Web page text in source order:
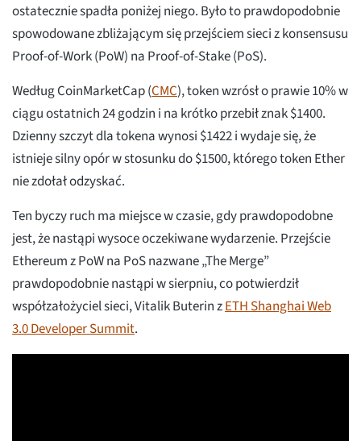
ostatecznie spadła poniżej niego. Było to prawdopodobnie
spowodowane zbliżającym się przejściem sieci z konsensusu
Proof-of-Work (PoW) na Proof-of-Stake (PoS).
Według CoinMarketCap (CMC), token wzrósł o prawie 10% w
ciągu ostatnich 24 godzin i na krótko przebił znak $1400.
Dzienny szczyt dla tokena wynosi $1422 i wydaje się, że
istnieje silny opór w stosunku do $1500, którego token Ether
nie zdołał odzyskać.
Ten byczy ruch ma miejsce w czasie, gdy prawdopodobne
jest, że nastąpi wysoce oczekiwane wydarzenie. Przejście
Ethereum z PoW na PoS nazwane „The Merge”
prawdopodobnie nastąpi w sierpniu, co potwierdził
współzałożyciel sieci, Vitalik Buterin zETH Shanghai Web
3.0 Developer Summit.